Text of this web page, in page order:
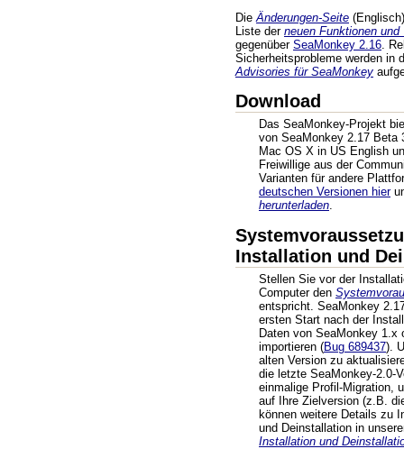
Die Änderungen-Seite
Liste der neuen Funktionen und
gegenüber SeaMonkey 2.16 .
Sicherheitsprobleme werden in
Advisories für SeaMonkey
Download
Das SeaMonkey-Projekt
von SeaMonkey 2.17 Beta
Mac OS X in US English
Freiwillige aus der
Varianten für andere
deutschen Versionen hier
herunterladen.
Installation und
Stellen Sie vor der
Computer den
entspricht. SeaMonkey
ersten Start nach der
Daten von SeaMonkey 1.x
importieren (Bug 689437).
alten Version zu
die letzte SeaMonkey-2.0-
einmalige Profil-Migration,
auf Ihre Zielversion (z.B.
können weitere Details zu
und Deinstallation in
Installation und